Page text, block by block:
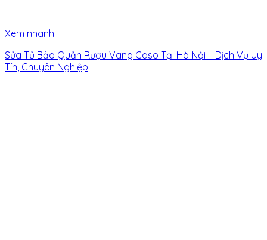
Xem nhanh
Sửa Tủ Bảo Quản Rượu Vang Caso Tại Hà Nội – Dịch Vụ Uy
Tín, Chuyên Nghiệp